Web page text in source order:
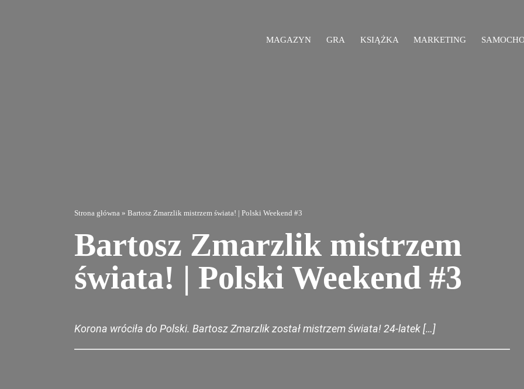
MAGAZYN GRA KSIĄŻKA MARKETING
Strona główna »Bartosz Zmarzlik mistrzem świata! | Polski Weekend #3
Bartosz Zmarzlik mistrzem
świata! | Polski Weekend #3
Korona wróciła do Polski. Bartosz Zmarzlik został mistrzem świata! 24-latek […]